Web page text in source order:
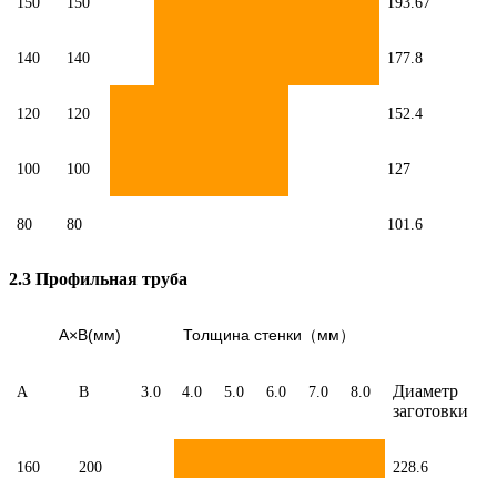
140 140 177.8
120 120 152.4
100 100 127
80 80 101.6
2.3 Профильная труба
A×B(мм) Толщина стенки （ мм ）
A B 3.0 4.0 5.0 6.0 7.0 8.0
Диаметр
заготовки
160 200 228.6